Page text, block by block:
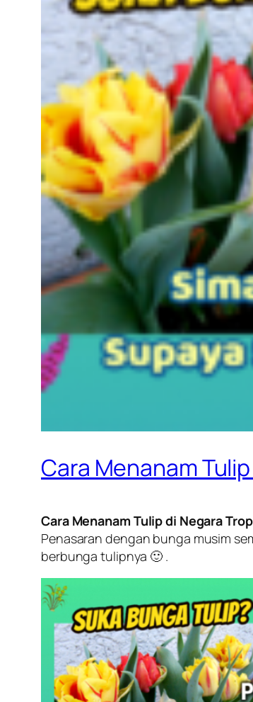
Cara Menanam
Cara Menanam Tulip di Negara
Penasaran dengan bunga musim
berbunga tulipnya 🙂 .